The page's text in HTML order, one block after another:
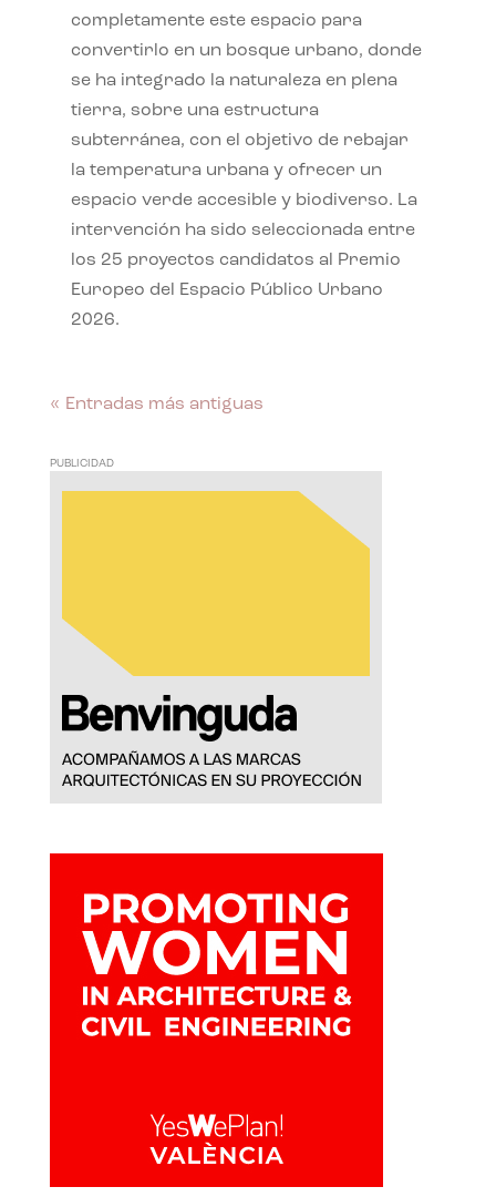
completamente este espacio para
convertirlo en un bosque urbano, donde
se ha integrado la naturaleza en plena
tierra, sobre una estructura
subterránea, con el objetivo de rebajar
la temperatura urbana y ofrecer un
espacio verde accesible y biodiverso. La
intervención ha sido seleccionada entre
los 25 proyectos candidatos al Premio
Europeo del Espacio Público Urbano
2026.
« Entradas más antiguas
PUBLICIDAD